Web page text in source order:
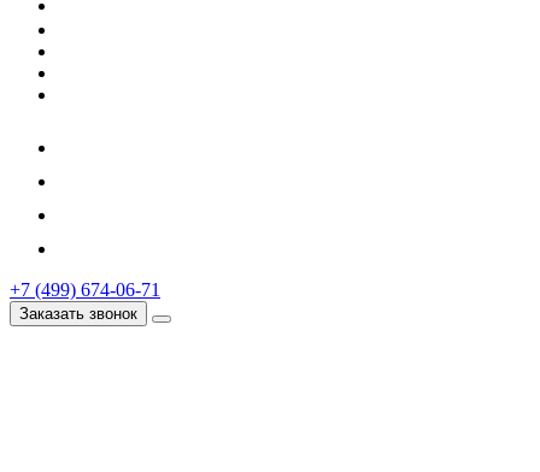
+7 (499) 674-06-71
Заказать звонок